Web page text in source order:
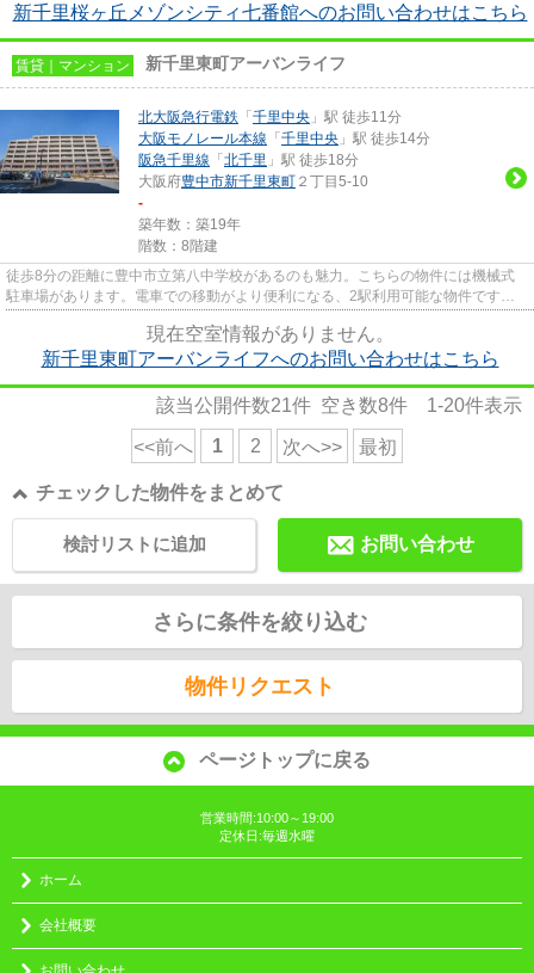
新千里桜ヶ丘メゾンシティ七番館へのお問い合わせはこちら
賃貸｜マンション 新千里東町アーバンライフ
北大阪急行電鉄 「 千里中央 」駅 徒歩11分
大阪モノレール本線 「 千里中央 」駅 徒歩14分
阪急千里線 「 北千里 」駅 徒歩18分
大阪府豊中市新千里東町 ２丁目5-10
-
築年数：築19年
階数：8階建
徒歩8分の距離に豊中市立第八中学校があるのも魅力。こちらの物件には機械式
駐車場があります。電車での移動がより便利になる、2駅利用可能な物件です。
現在空室情報がありません。
新千里東町アーバンライフへのお問い合わせはこちら
該当公開件数21件 空き数8件 1-20件表示
<<前へ 1 2 次へ>> 最初
チェックした物件をまとめて
お問い合わせ
検討リストに追加
さらに条件を絞り込む
物件リクエスト
ページトップに戻る
営業時間:10:00～19:00
定休日:毎週水曜
ホーム
会社概要